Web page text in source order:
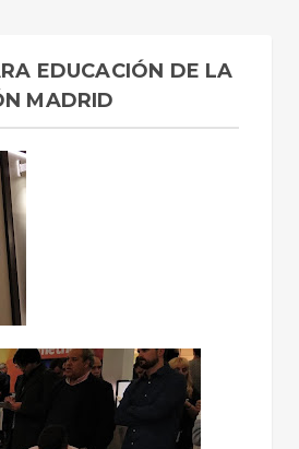
EDUCACIÓN DE LA
MADRID